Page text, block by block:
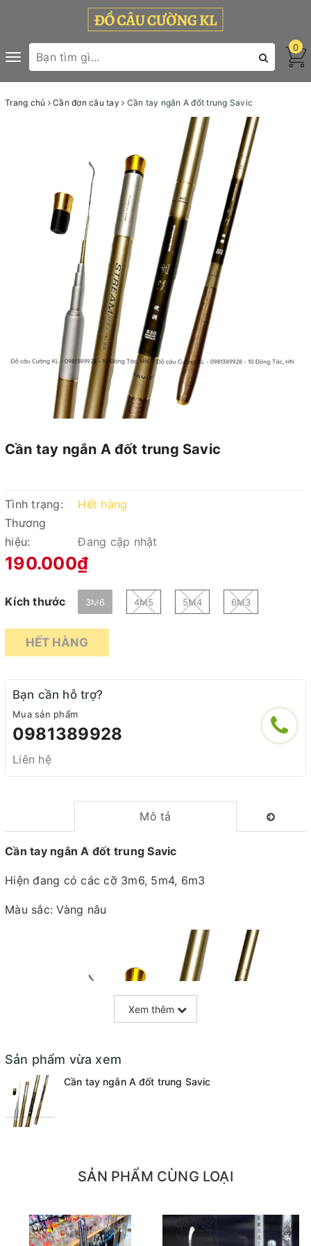
Toggle
navigation
0
Trang chủ Cần đơn câu tay Cần tay ngắn A đốt trung Savic
Cần tay ngắn A đốt trung Savic
Tình trạng:
Hết hàng
Thương
hiệu:
Đang cập nhật
190.000₫
Kích thước 3M6 4M5 5M4 6M3
HẾT HÀNG
Bạn cần hỗ trợ?
Mua sản phẩm
0981389928
Liên hệ
Mô tả
Cần tay ngắn A đốt trung Savic
Hiện đang có các cỡ 3m6, 5m4, 6m3
Màu sắc: Vàng nâu
Xem thêm
Sản phẩm vừa xem
Cần tay ngắn A đốt trung Savic
SẢN PHẨM CÙNG LOẠI